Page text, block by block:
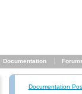
Documentation
Documentation